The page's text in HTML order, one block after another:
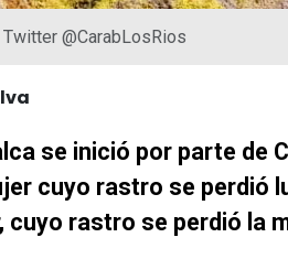
@CarabLosRios
se inició por parte de
cuyo rastro se perdió
cuyo rastro se perdió la